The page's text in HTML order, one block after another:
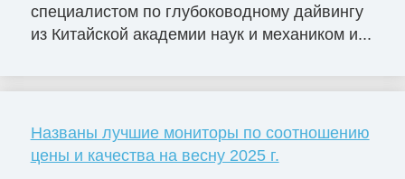
специалистом по глубоководному дайвингу
из Китайской академии наук и механиком и...
Названы лучшие мониторы по соотношению
цены и качества на весну 2025 г.